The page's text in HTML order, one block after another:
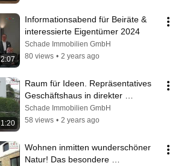
2:07
Informationsabend für Beiräte &
interessierte Eigentümer 2024
Schade Immobilien GmbH
80 views • 2 years ago
1:20
Raum für Ideen. Repräsentatives
Geschäftshaus in direkter
Innenstadtlage!
Schade Immobilien GmbH
58 views • 2 years ago
Wohnen inmitten wunderschöner
Natur! Das besondere